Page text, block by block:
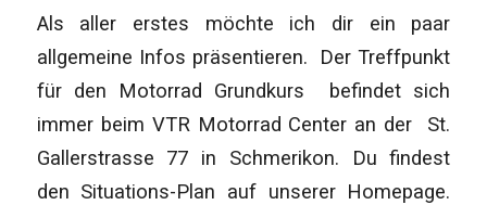
Als aller erstes möchte ich dir ein paar
allgemeine Infos präsentieren. Der Treffpunkt
für den Motorrad Grundkurs befindet sich
immer beim VTR Motorrad Center an der St.
Gallerstrasse 77 in Schmerikon. Du findest
den Situations-Plan auf unserer Homepage.